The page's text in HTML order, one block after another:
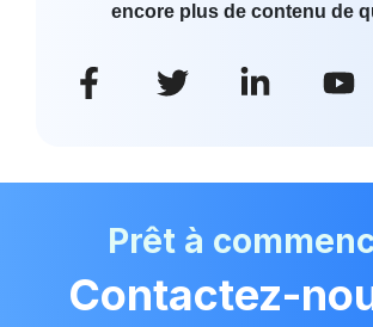
encore plus de contenu de
Prêt à
Contactez-